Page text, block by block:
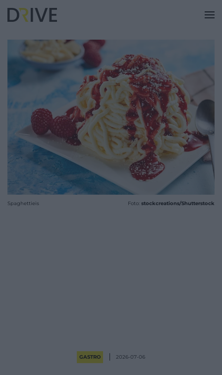
Spaghettieis Foto: stockcreations/Shutterstock
GASTRO 2026-07-06